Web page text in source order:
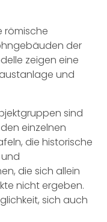
römische
der
zeigen eine
und
sind
einzelnen
die historische
die sich allein
nicht ergeben.
sich auch